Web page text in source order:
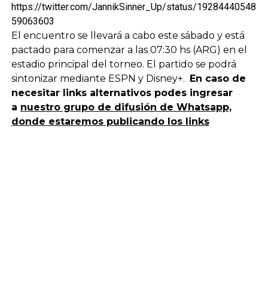
https://twitter.com/JannikSinner_Up/status/19284440548
59063603
El encuentro se llevará a cabo este sábado y está
pactado para comenzar a las 07:30 hs (ARG) en el
estadio principal del torneo. El partido se podrá
sintonizar mediante ESPN y Disney+. En caso de
necesitar links alternativos podes ingresar
a nuestro grupo de difusión de Whatsapp,
donde estaremos publicando los links